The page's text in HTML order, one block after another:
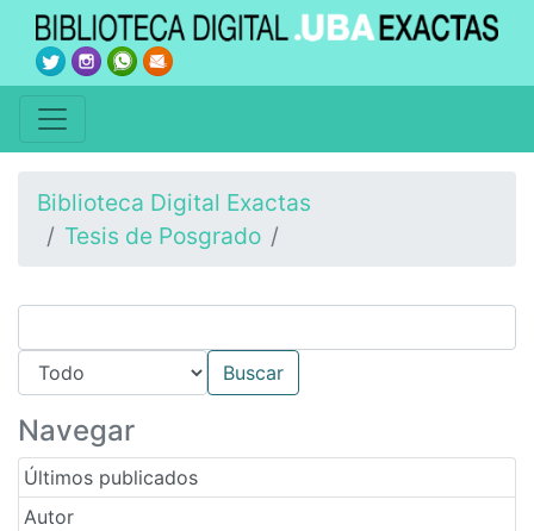
Biblioteca Digital Exactas
Tesis de Posgrado
Navegar
Últimos publicados
Autor